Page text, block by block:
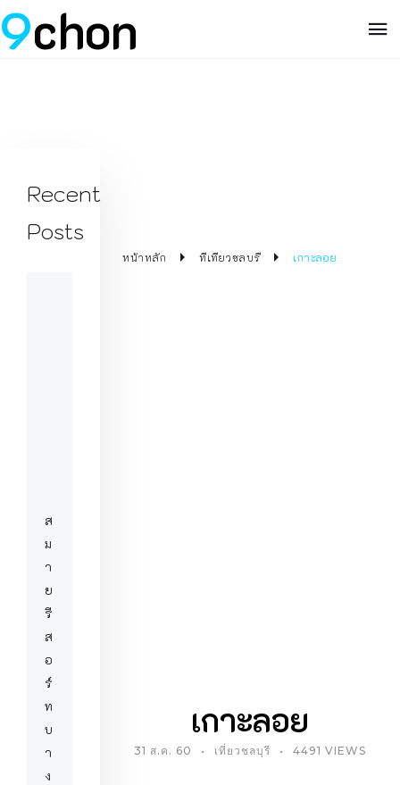
9chon
Recent
Posts
ส
ม
า
ย
รี
ส
อ
ร์
ท
บ
า
ง
หน้าหลัก ที่เที่ยวชลบุรี เกาะลอย
เกาะลอย
31 ส.ค. 60 เที่ยวชลบุรี 4491 VIEWS